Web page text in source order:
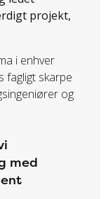
projekt,
i enhver
fagligt skarpe
og
med